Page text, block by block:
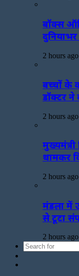
बॉक्स
2 hours ago
बच्चों के
डॉक्टर ने
2 hours ago
थामकर
2 hours ago
मंडला में
से टूटा
2 hours ago